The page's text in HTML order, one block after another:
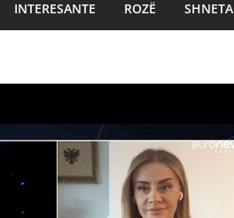
INTERESANTE ROZË SHNETA